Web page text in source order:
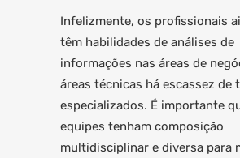
Infelizmente, os profissionais
têm habilidades de análises de
informações nas áreas de
áreas técnicas há escassez de
especializados. É importante
equipes tenham composição
multidisciplinar e diversa para